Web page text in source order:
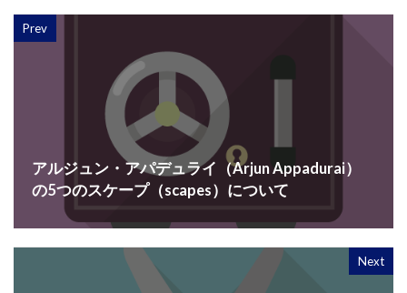
Prev
アルジュン・アパデュライ（Arjun Appadurai）
の5つのスケープ（scapes）について
Next